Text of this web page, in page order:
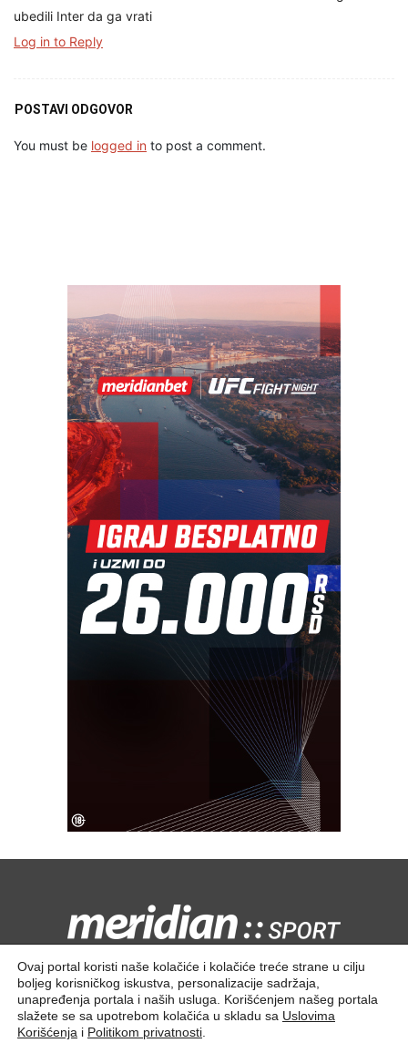
ubedili Inter da ga vrati
Log in to Reply
POSTAVI ODGOVOR
You must be logged in to post a comment.
Kontaktirajte nas:redakcija@meridiansport.rs
Ovaj portal koristi naše kolačiće i kolačiće treće strane u cilju
boljeg korisničkog iskustva, personalizacije sadržaja,
unapređenja portala i naših usluga. Korišćenjem našeg portala
slažete se sa upotrebom kolačića u skladu sa Uslovima
Korišćenja i Politikom privatnosti